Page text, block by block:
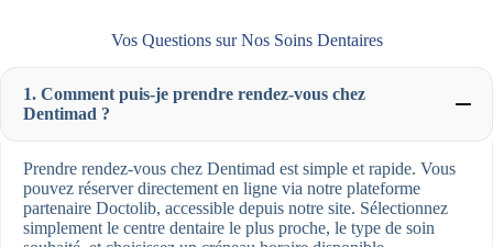
Vos Questions sur Nos Soins Dentaires
1. Comment puis-je prendre rendez-vous chez
Dentimad ?
Prendre rendez-vous chez Dentimad est simple et rapide. Vous
pouvez réserver directement en ligne via notre plateforme
partenaire Doctolib, accessible depuis notre site. Sélectionnez
simplement le centre dentaire le plus proche, le type de soin